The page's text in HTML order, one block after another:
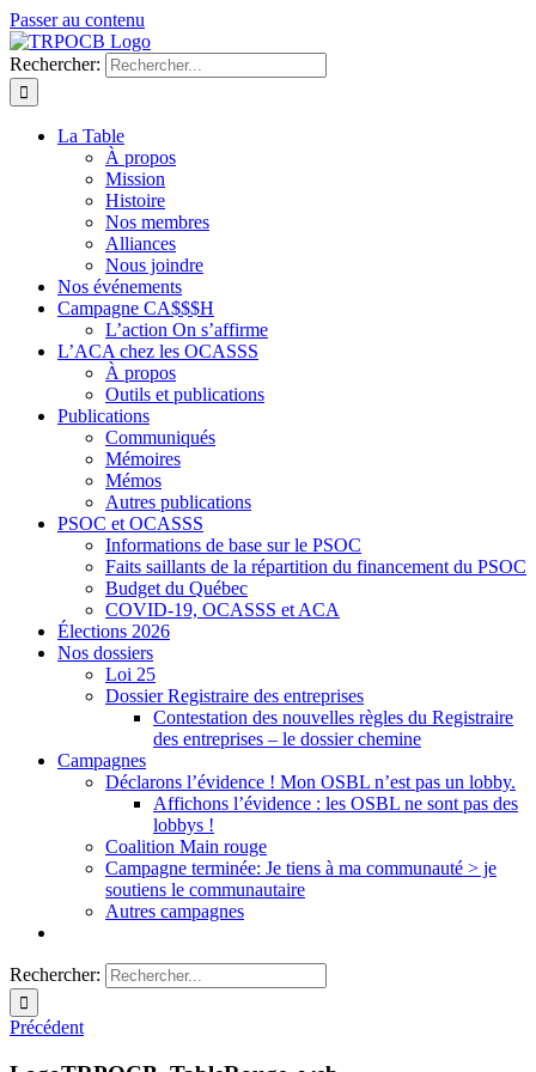
Passer au contenu
Rechercher:
La Table
À propos
Mission
Histoire
Nos membres
Alliances
Nous joindre
Nos événements
Campagne CA$$$H
L’action On s’affirme
L’ACA chez les OCASSS
À propos
Outils et publications
Publications
Communiqués
Mémoires
Mémos
Autres publications
PSOC et OCASSS
Informations de base sur le PSOC
Faits saillants de la répartition du financement du PSOC
Budget du Québec
COVID-19, OCASSS et ACA
Élections 2026
Nos dossiers
Loi 25
Dossier Registraire des entreprises
Contestation des nouvelles règles du Registraire
des entreprises – le dossier chemine
Campagnes
Déclarons l’évidence ! Mon OSBL n’est pas un lobby.
Affichons l’évidence : les OSBL ne sont pas des
lobbys !
Coalition Main rouge
Campagne terminée: Je tiens à ma communauté > je
soutiens le communautaire
Autres campagnes
Rechercher:
Précédent